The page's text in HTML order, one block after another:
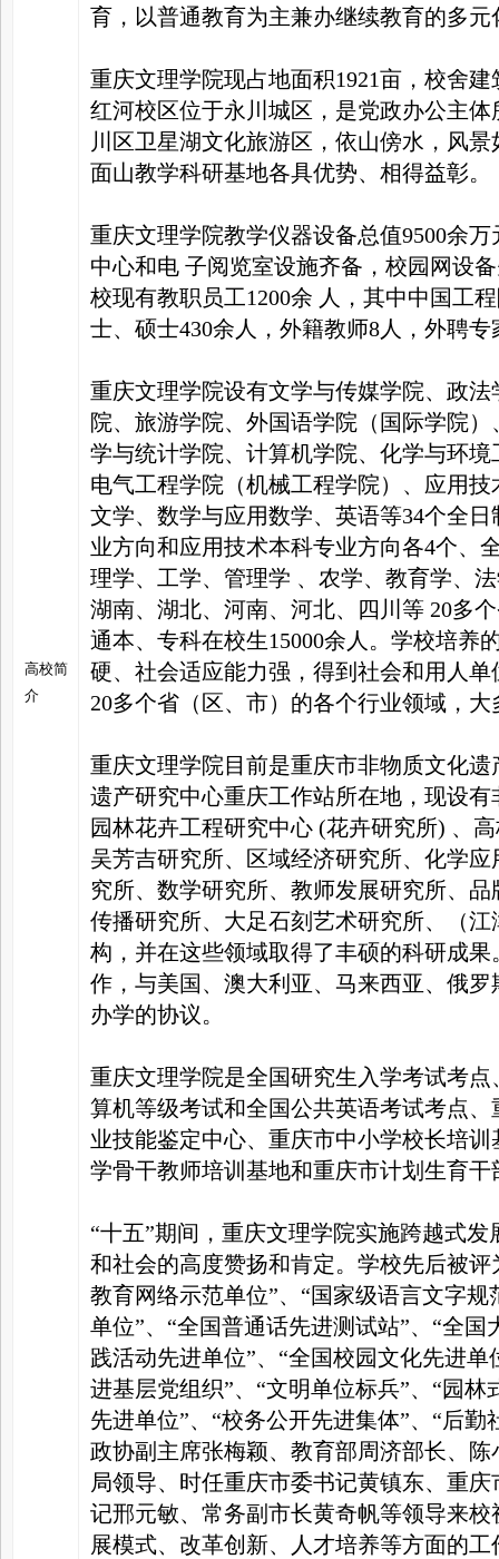
高校简
介
育，以普通教育为主兼办继续教育的多
重庆文理学院现占地面积1921亩，校舍
红河校区位于永川城区，是党政办公主
川区卫星湖文化旅游区，依山傍水，风
面山教学科研基地各具优势、相得益彰。
重庆文理学院教学仪器设备总值9500余
中心和电 子阅览室设施齐备，校园网设
校现有教职员工1200余 人，其中中国工
士、硕士430余人，外籍教师8人，外聘专
重庆文理学院设有文学与传媒学院、政
院、旅游学院、外国语学院（国际学院
学与统计学院、计算机学院、化学与环
电气工程学院（机械工程学院）、应用
文学、数学与应用数学、英语等34个全
业方向和应用技术本科专业方向各4个、
理学、工学、管理学 、农学、教育学、
湖南、湖北、河南、河北、四川等 20多
通本、专科在校生15000余人。学校培养
硬、社会适应能力强，得到社会和用人
20多个省（区、市）的各个行业领域，
重庆文理学院目前是重庆市非物质文化
遗产研究中心重庆工作站所在地，现设
园林花卉工程研究中心 (花卉研究所) 、
吴芳吉研究所、区域经济研究所、化学
究所、数学研究所、教师发展研究所、
传播研究所、大足石刻艺术研究所、（
构，并在这些领域取得了丰硕的科研成
作，与美国、澳大利亚、马来西亚、俄
办学的协议。
重庆文理学院是全国研究生入学考试考
算机等级考试和全国公共英语考试考点
业技能鉴定中心、重庆市中小学校长培
学骨干教师培训基地和重庆市计划生育干
“十五”期间，重庆文理学院实施跨越式
和社会的高度赞扬和肯定。学校先后被
教育网络示范单位”、“国家级语言文字
单位”、“全国普通话先进测试站”、“全
践活动先进单位”、“全国校园文化先进
进基层党组织”、“文明单位标兵”、“园
先进单位”、“校务公开先进集体”、“后
政协副主席张梅颖、教育部周济部长、
局领导、时任重庆市委书记黄镇东、重
记邢元敏、常务副市长黄奇帆等领导来
展模式、改革创新、人才培养等方面的